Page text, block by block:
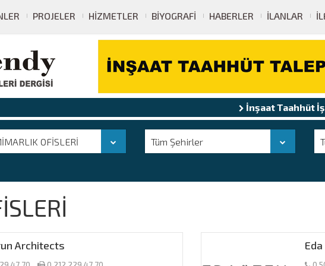
PROJELER HIZMETLER BIYOGRAFI HABERLER İLANLAR
İnşaat Taahhüt İşleri
OFİSLERİ Tüm Şehirler
Architects